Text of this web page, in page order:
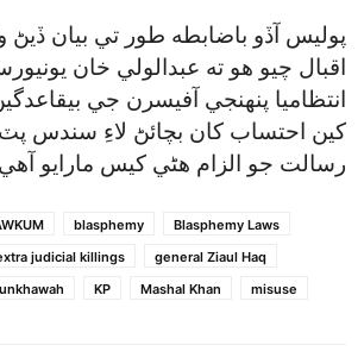
پوليس آڏو باضابطه طور تي بيان
اقبال چيو هو ته عبدالولي خان
انتظاميا پنهنجي آفيسرن جي
کين احتساب کان بچائڻ لاءِ سندس پٽ
رسالت جو الزام هڻي کيس مارايو
blasphemy
Blasphemy Laws
judicial killings
general Ziaul Haq
KP Mashal Khan misuse